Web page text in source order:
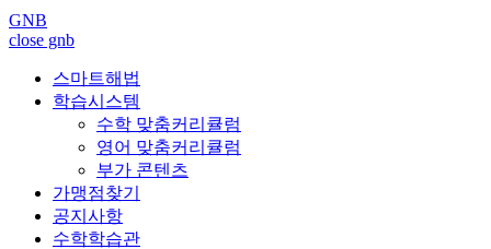
GNB
close gnb
스마트해법
학습시스템
수학 맞춤커리큘럼
영어 맞춤커리큘럼
부가 콘텐츠
가맹점찾기
공지사항
수학학습관